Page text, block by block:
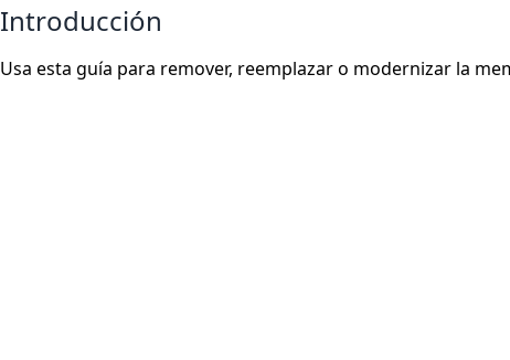
Introducción
Usa esta guía para remover, reemplazar o modernizar la